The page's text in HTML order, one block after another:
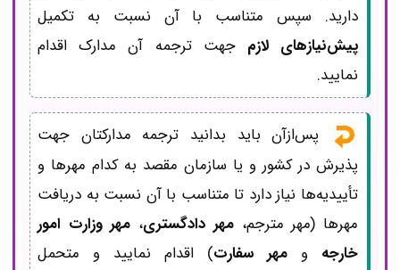
دارید. سپس متناسب با آن نسبت به تکمیل
پیش‌نیازهای لازم جهت ترجمه آن مدارک اقدام
نمایید.
پس‌ازآن باید بدانید ترجمه مدارکتان جهت
پذیرش در کشور و یا سازمان مقصد به کدام مهرها و
تأییدیه‌ها نیاز دارد تا متناسب با آن نسبت به دریافت
مهرها (مهر مترجم،مهر دادگستری، مهر وزارت امور
خارجه و مهر سفارت) اقدام نمایید و متحمل